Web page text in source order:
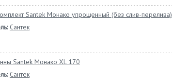
Santek Монако упрощенный (без слив-перелива)
Сантек
Santek Монако XL 170
Сантек